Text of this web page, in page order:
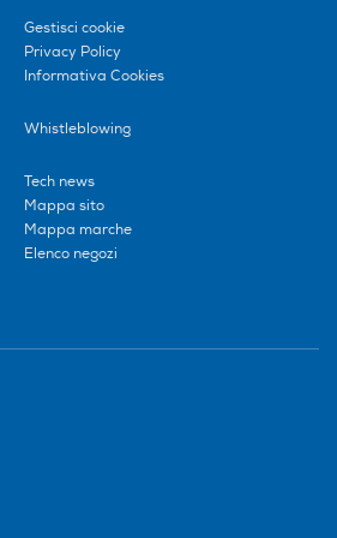
Gestisci cookie
Privacy Policy
Informativa Cookies
Whistleblowing
Tech news
Mappa sito
Mappa marche
Elenco negozi